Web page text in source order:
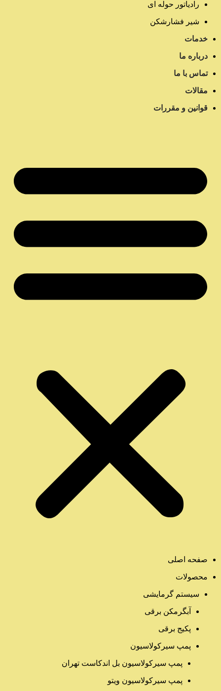
رادیاتور حوله ای
شیر فشارشکن
خدمات
درباره ما
تماس با ما
مقالات
قوانین و مقررات
صفحه اصلی
محصولات
سیستم گرمایشی
آبگرمکن برقی
پکیج برقی
پمپ سیرکولاسیون
پمپ سیرکولاسیون بل اندکاست تهران
پمپ سیرکولاسیون ویتو